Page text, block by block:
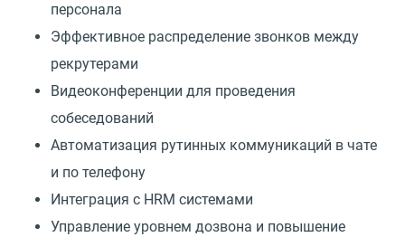
персонала
Эффективное распределение звонков между
рекрутерами
Видеоконференции для проведения
собеседований
Автоматизация рутинных коммуникаций в чате
и по телефону
Интеграция с HRM системами
Управление уровнем дозвона и повышение